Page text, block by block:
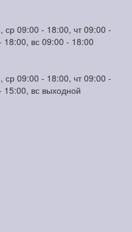
09:00 - 18:00, чт 09:00 -
18:00, вс 09:00 - 18:00
09:00 - 18:00, чт 09:00 -
15:00, вс выходной